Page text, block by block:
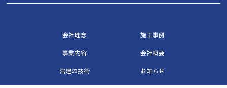
会社理念 施工事例
事業内容 会社概要
宮建の技術 お知らせ